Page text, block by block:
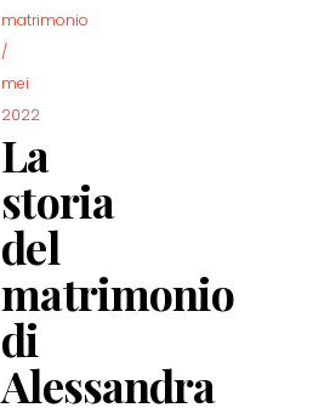
matrimonio
/
mei
2022
La
storia
del
matrimonio
di
Alessandra